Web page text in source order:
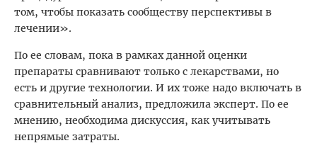
том, чтобы показать сообществу перспективы в
лечении».
По ее словам, пока в рамках данной оценки
препараты сравнивают только с лекарствами, но
есть и другие технологии. И их тоже надо включать в
сравнительный анализ, предложила эксперт. По ее
мнению, необходима дискуссия, как учитывать
непрямые затраты.